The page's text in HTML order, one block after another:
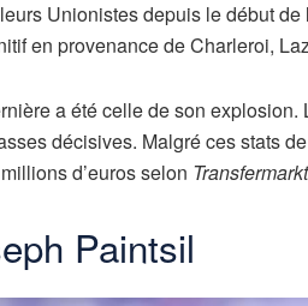
Unionistes depuis le début
en provenance de Charleroi,
a été celle de son explosion.
décisives. Malgré ces stats
d’euros selon Transfermarkt
Paintsil